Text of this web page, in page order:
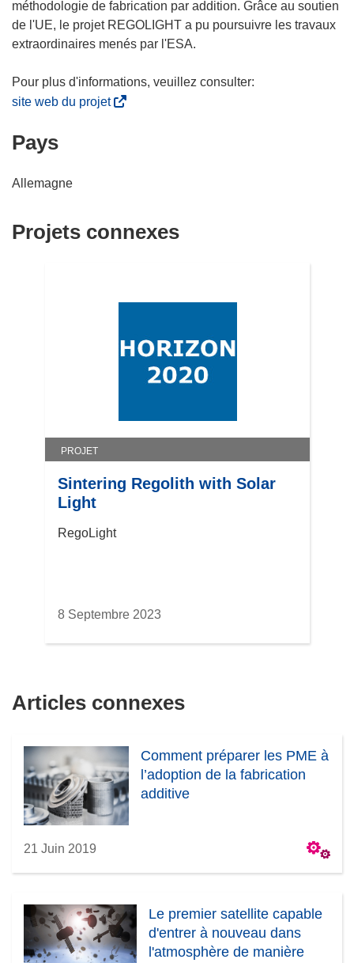
méthodologie de fabrication par addition. Grâce au soutien
de l'UE, le projet REGOLIGHT a pu poursuivre les travaux
extraordinaires menés par l'ESA.
site web du projet(
e
v
e
l
f
t
Pays
Allemagne
Projets connexes
PROJET
Sintering Regolith with Solar
Light
RegoLight
8 Septembre 2023
Articles connexes
Comment préparer les PME à
l’adoption de la fabrication
additive
21 Juin 2019
Le premier satellite capable
d'entrer à nouveau dans
l'atmosphère de manière